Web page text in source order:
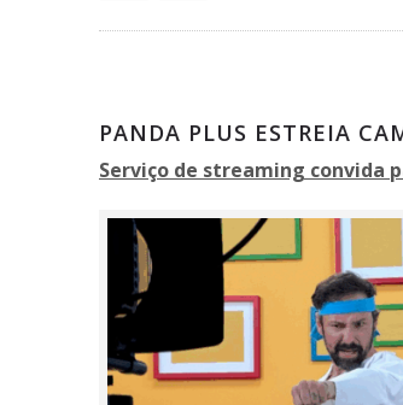
PANDA PLUS ESTREIA
Serviço de streaming convida